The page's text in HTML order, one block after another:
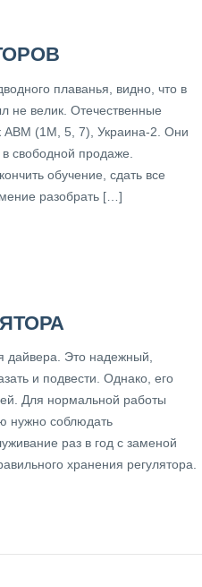
плаванья, видно, что в
не велик. Отечественные
АВМ (1М, 5, 7), Украина-2. Они
свободной продаже.
обучение, сдать все
разобрать […]
дайвера. Это надежный,
и подвести. Однако, его
Для нормальной работы
нужно соблюдать
раз в год с заменой
хранения регулятора.